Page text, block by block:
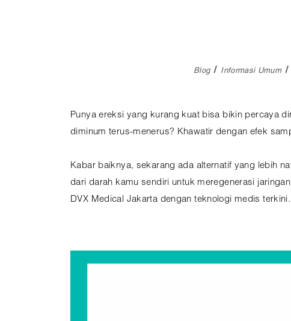
Blog Informasi Umum
Punya ereksi yang kurang kuat bisa bikin percaya
diminum terus-menerus? Khawatir dengan efek
Kabar baiknya, sekarang ada alternatif yang lebih
dari darah kamu sendiri untuk meregenerasi
DVX Medical Jakarta dengan teknologi medis terkini.